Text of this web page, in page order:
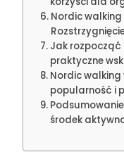
Nordic
Jak rozpocząć
praktyczne
Nordic walking
popularność i
środek